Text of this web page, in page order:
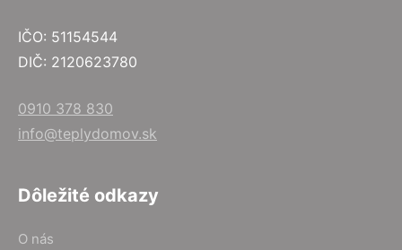
IČO: 51154544
DIČ: 2120623780
0910 378 830
info@teplydomov.sk
Dôležité odkazy
O nás